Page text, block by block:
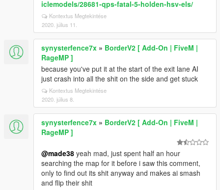
iclemodels/28681-qps-fatal-5-holden-hsv-els/
Kontextus Megtekintése
2020. július 11.
synysterfence7x » BorderV2 [ Add-On | FiveM |
RageMP ]
because you've put it at the start of the exit lane AI
just crash into all the shit on the side and get stuck
Kontextus Megtekintése
2020. július 8.
synysterfence7x » BorderV2 [ Add-On | FiveM |
RageMP ]
@made38 yeah mad, just spent half an hour
searching the map for it before i saw this comment,
only to find out its shit anyway and makes ai smash
and flip their shit